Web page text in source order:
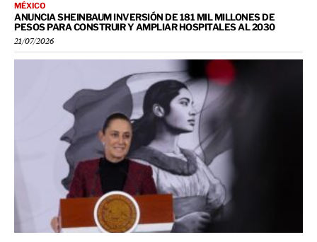
MÉXICO
ANUNCIA SHEINBAUM INVERSIÓN DE 181 MIL MILLONES DE
PESOS PARA CONSTRUIR Y AMPLIAR HOSPITALES AL 2030
21/07/2026